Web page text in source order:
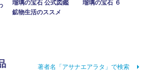
瑠璃の宝石 公式図鑑
鉱物生活のススメ
瑠璃の宝石 ６
著者名「アサナエアラタ」で検索